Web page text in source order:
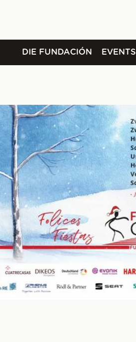
DIE FUNDACIÓN EVENTS